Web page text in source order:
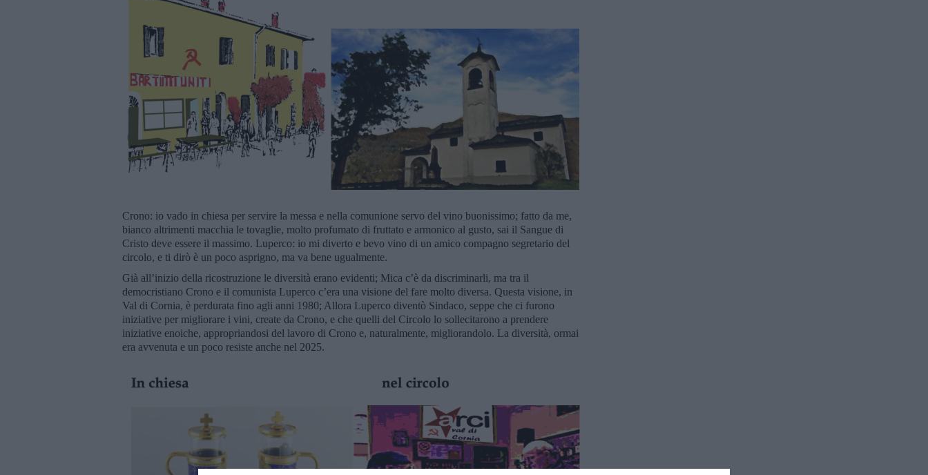
Crono: io vado in chiesa per servire la messa e nella comunione servo del vino buonissimo; fatto da me,
bianco altrimenti macchia le tovaglie, molto profumato di fruttato e armonico al gusto, sai il Sangue di
Cristo deve essere il massimo. Luperco: io mi diverto e bevo vino di un amico compagno segretario del
circolo, e ti dirò è un poco asprigno, ma va bene ugualmente.
Già all’inizio della ricostruzione le diversità erano evidenti; Mica c’è da discriminarli, ma tra il
democristiano Crono e il comunista Luperco c’era una visione del fare molto diversa. Questa visione, in
Val di Cornia, è perdurata fino agli anni 1980; Allora Luperco diventò Sindaco, seppe che ci furono
iniziative per migliorare i vini, create da Crono, e che quelli del Circolo lo sollecitarono a prendere
iniziative enoiche, appropriandosi del lavoro di Crono e, naturalmente, migliorandolo. La diversità, ormai
era avvenuta e un poco resiste anche nel 2025.